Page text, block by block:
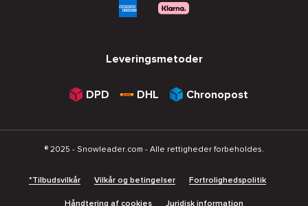
Leveringsmetoder
DPD DHL Chronopost
® 2025 - Snowleader.com - Alle rettigheder forbeholdes.
*Tilbudsvilkår Vilkår og betingelser Fortrolighedspolitik
Håndtering af cookies Juridisk information